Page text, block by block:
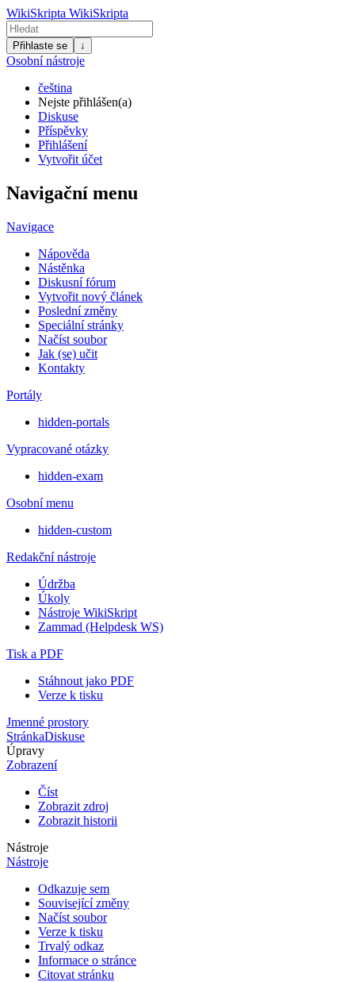
WikiSkripta WikiSkripta
Přihlaste se ↓
Osobní nástroje
čeština
Nejste přihlášen(a)
Diskuse
Příspěvky
Přihlášení
Vytvořit účet
Navigační menu
Navigace
Nápověda
Nástěnka
Diskusní fórum
Vytvořit nový článek
Poslední změny
Speciální stránky
Načíst soubor
Jak (se) učit
Kontakty
Portály
hidden-portals
Vypracované otázky
hidden-exam
Osobní menu
hidden-custom
Redakční nástroje
Údržba
Úkoly
Nástroje WikiSkript
Zammad (Helpdesk WS)
Tisk a PDF
Stáhnout jako PDF
Verze k tisku
Jmenné prostory
StránkaDiskuse
Úpravy
Zobrazení
Číst
Zobrazit zdroj
Zobrazit historii
Nástroje
Nástroje
Odkazuje sem
Související změny
Načíst soubor
Verze k tisku
Trvalý odkaz
Informace o stránce
Citovat stránku